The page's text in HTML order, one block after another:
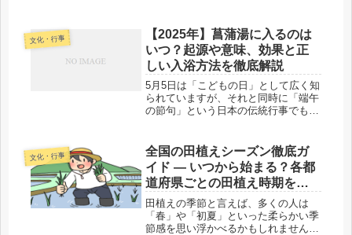
く年末頃に実施される「赤い羽根募
金」というキャンペーンもあり、両者
の違...
文化・行事
【2025年】菖蒲湯に入るのは
いつ？起源や意味、効果と正
しい入浴方法を徹底解説
5月5日は「こどもの日」として広く知
られていますが、それと同時に「端午
の節句」という日本の伝統行事でもあ
がありますが、それに加えて「菖蒲
湯」に入る習慣も長く続いています。
菖...
文化・行事
全国の田植えシーズン徹底ガ
イド ― いつから始まる？各都
道府県ごとの田植え時期をわ
かりやすく解説
田植えの季節と言えば、多くの人は
「春」や「初夏」といった柔らかい季
節感を思い浮かべるかもしれません。